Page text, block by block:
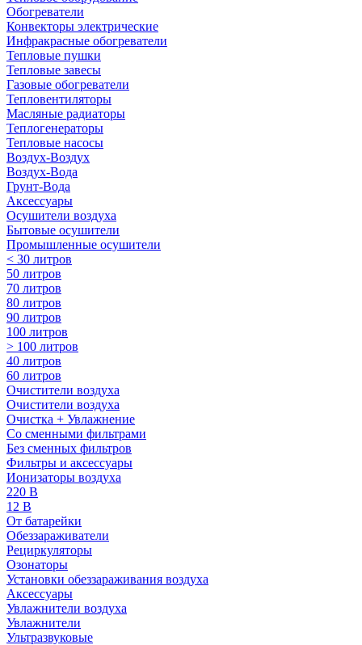
Обогреватели
Конвекторы электрические
Инфракрасные обогреватели
Тепловые пушки
Тепловые завесы
Газовые обогреватели
Тепловентиляторы
Масляные радиаторы
Теплогенераторы
Тепловые насосы
Воздух-Воздух
Воздух-Вода
Грунт-Вода
Аксессуары
Осушители воздуха
Бытовые осушители
Промышленные осушители
< 30 литров
50 литров
70 литров
80 литров
90 литров
100 литров
> 100 литров
40 литров
60 литров
Очистители воздуха
Очистители воздуха
Очистка + Увлажнение
Cо сменными фильтрами
Без сменных фильтров
Фильтры и аксессуары
Ионизаторы воздуха
220 В
12 В
От батарейки
Обеззараживатели
Рециркуляторы
Озонаторы
Установки обеззараживания воздуха
Аксессуары
Увлажнители воздуха
Увлажнители
Ультразвуковые